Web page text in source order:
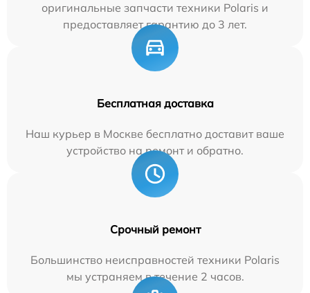
оригинальные запчасти техники Polaris и
предоставляет гарантию до 3 лет.
Бесплатная доставка
Наш курьер в Москве бесплатно доставит ваше
устройство на ремонт и обратно.
Срочный ремонт
Большинство неисправностей техники Polaris
мы устраняем в течение 2 часов.